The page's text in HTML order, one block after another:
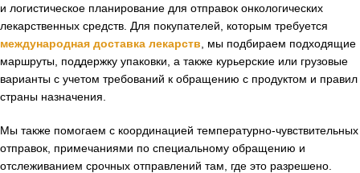
и логистическое планирование для отправок онкологических
лекарственных средств. Для покупателей, которым требуется
международная доставка лекарств , мы подбираем подходящие
маршруты, поддержку упаковки, а также курьерские или грузовые
варианты с учетом требований к обращению с продуктом и правил
страны назначения.
Мы также помогаем с координацией температурно-чувствительных
отправок, примечаниями по специальному обращению и
отслеживанием срочных отправлений там, где это разрешено.